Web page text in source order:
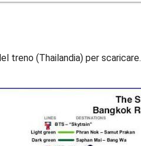
treno (Thailandia) per scaricare.